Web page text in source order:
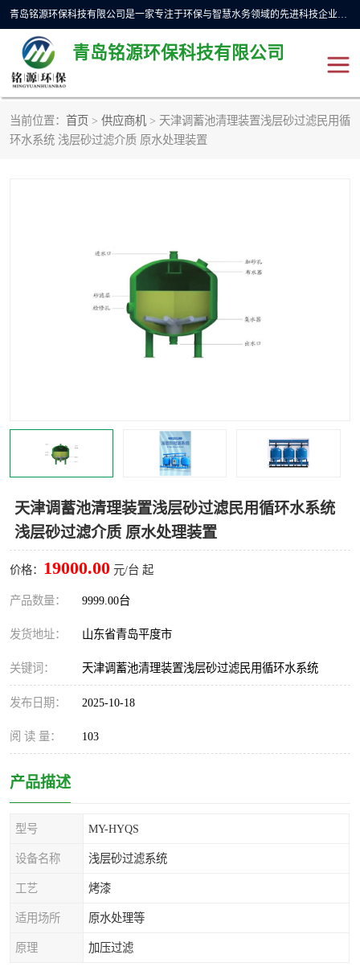
青岛铭源环保科技有限公司是一家专注于环保与智慧水务领域的先进科技企业，公司专注于云智能一体化预制泵站、水务循环利用、海绵城市、云智慧水务开发及新型环保技术研发等领域。铭源环保以为客户提供优质产品、专业技术服务为己任。为客户提供量身定制方案，提供多种配置方案满足实际使用要求。严控供货周期，并提供高标准后期维护。以环保为己任，视质量如生命，以技术做先导，靠诚信赢客户。
青岛铭源环保科技有限公司
当前位置： 首页 > 供应商机 > 天津调蓄池清理装置浅层砂过滤民用循
环水系统 浅层砂过滤介质 原水处理装置
天津调蓄池清理装置浅层砂过滤民用循环水系统
浅层砂过滤介质 原水处理装置
价格： 19000.00 元/台 起
产品数量： 9999.00台
发货地址： 山东省青岛平度市
关键词： 天津调蓄池清理装置浅层砂过滤民用循环水系统
发布日期： 2025-10-18
阅 读 量： 103
产品描述
型号 MY-HYQS
设备名称 浅层砂过滤系统
工艺 烤漆
适用场所 原水处理等
原理 加压过滤
一体化HMPP泵站 气动柔性截污装置
加压泵房/灌溉泵房 一体化预制泵站
不锈钢浮筒阀
门式冲洗装置
一体化泵闸
真空冲洗设备 翻转式堰门
水平自清洗格栅